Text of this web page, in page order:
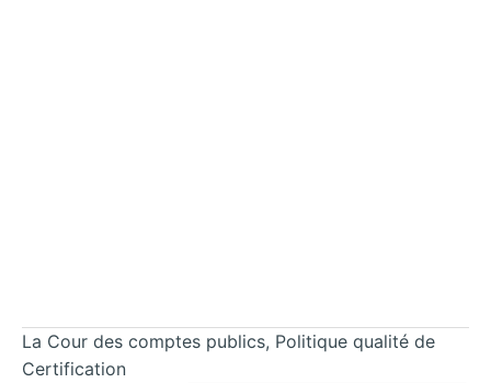
La Cour des comptes publics, Politique qualité de
Certification